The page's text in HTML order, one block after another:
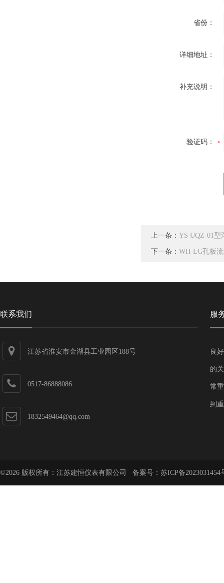
省份：
详细地址：
补充说明：
验证码：
上一条： YS UQZ-01型
下一条： WH-LG孔板
联系我们
江苏省淮安市金湖县工业园区188号
0517-86888086
1832549464@qq.com
服
良
的
常
到
©2026 版权所有：江苏建恒仪表有限公司 备案号： 苏ICP备2023031454